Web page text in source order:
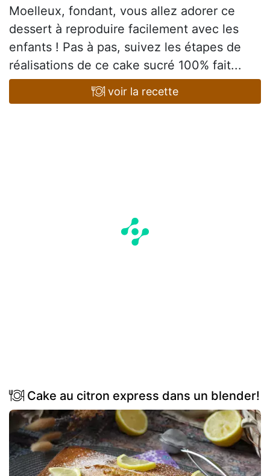
Moelleux, fondant, vous allez adorer ce
dessert à reproduire facilement avec les
enfants ! Pas à pas, suivez les étapes de
réalisations de ce cake sucré 100% fait...
voir la recette
Cake au citron express dans un blender!